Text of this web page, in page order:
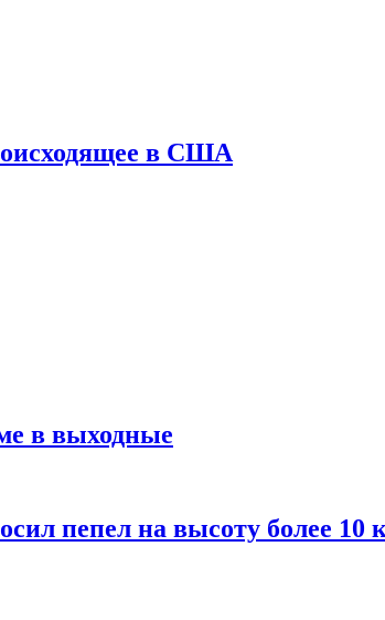
в США
в выходные
пепел на высоту более 10